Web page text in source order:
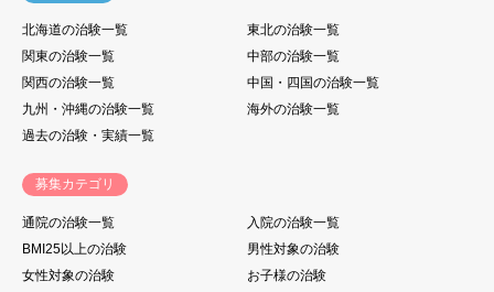
北海道の治験一覧
東北の治験一覧
関東の治験一覧
中部の治験一覧
関西の治験一覧
中国・四国の治験一覧
九州・沖縄の治験一覧
海外の治験一覧
過去の治験・実績一覧
募集カテゴリ
通院の治験一覧
入院の治験一覧
BMI25以上の治験
男性対象の治験
女性対象の治験
お子様の治験